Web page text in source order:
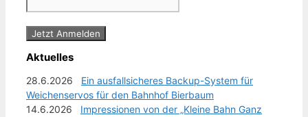
Aktuelles
28.6.2026 Ein ausfallsicheres Backup-System für
Weichenservos für den Bahnhof Bierbaum
14.6.2026 Impressionen von der „Kleine Bahn Ganz